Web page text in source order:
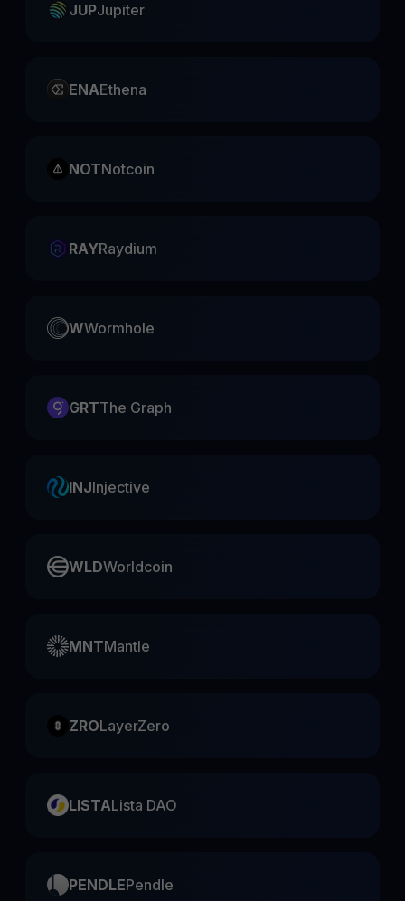
JUPJupiter
ENAEthena
NOTNotcoin
RAYRaydium
WWormhole
GRTThe Graph
INJInjective
WLDWorldcoin
MNTMantle
ZROLayerZero
LISTALista DAO
PENDLEPendle